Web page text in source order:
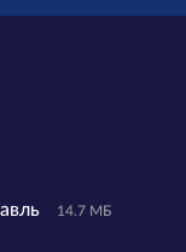
14.7 МБ